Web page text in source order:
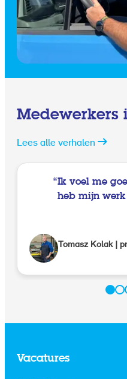
Medewerkers
Lees alle verhalen
Ik voel me
heb mijn
Tomasz Kolak |
Vacatures